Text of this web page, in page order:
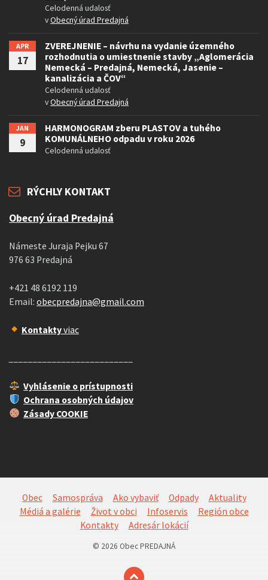
Celodenná udalosť
vObecný úrad Predajná
APR
17
ZVEREJNENIE – návrhu na vydanie územného
rozhodnutia o umiestnenie stavby „Aglomerácia
Nemecká – Predajná, Nemecká, Jasenie –
kanalizácia a ČOV“
Celodenná udalosť
vObecný úrad Predajná
JAN
9
HARMONOGRAM zberu PLASTOV a tuhého
KOMUNÁLNEHO odpadu v roku 2026
Celodenná udalosť
RÝCHLY KONTAKT
Obecný úrad Predajná
Námeste Juraja Pejku 67
976 63 Predajná
+421 48 6192 119
Email: obecpredajna@gmail.com
Kontaktyviac
Vyhlásenie o prístupnosti
Ochrana osobných údajov
Zásady COOKIE
Obec Samospráva Ako vybaviť Odpady
Aktuality
Médiá a galérie
Život v obci Infoservis
Región obce
Kontakty
Adresár lokácií
© 2026 Obec PREDAJNÁ